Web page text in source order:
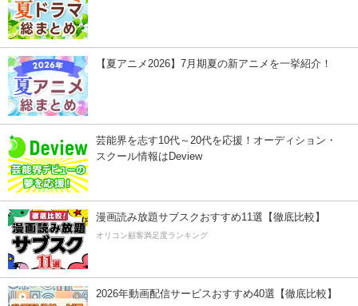
【夏アニメ2026】7月期夏の新アニメを一挙紹介！
芸能界を志す10代～20代を応援！オーディション・
スクール情報はDeview
漫画読み放題サブスクおすすめ11選【徹底比較】
オリコン顧客満足度ランキング
2026年動画配信サービスおすすめ40選【徹底比較】